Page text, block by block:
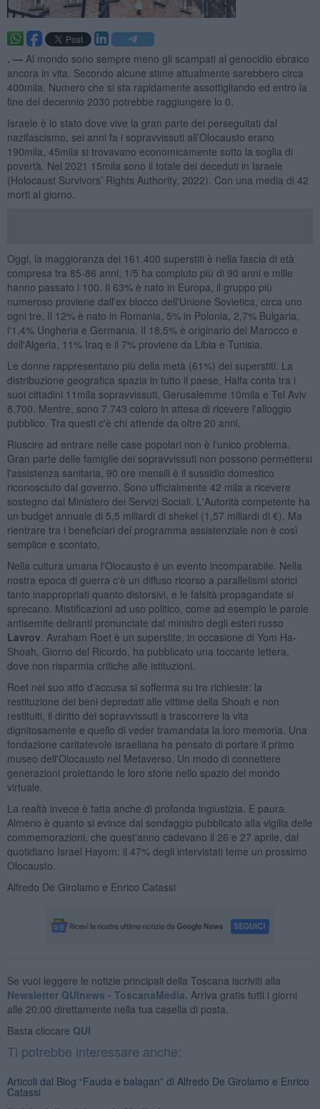
. — Al mondo sono sempre meno gli scampati al genocidio ebraico
ancora in vita. Secondo alcune stime attualmente sarebbero circa
400mila. Numero che si sta rapidamente assottigliando ed entro la
fine del decennio 2030 potrebbe raggiungere lo 0.
Israele è lo stato dove vive la gran parte dei perseguitati dal
nazifascismo, sei anni fa i sopravvissuti all’Olocausto erano
190mila, 45mila si trovavano economicamente sotto la soglia di
povertà. Nel 2021 15mila sono il totale dei deceduti in Israele
(Holocaust Survivors’ Rights Authority, 2022). Con una media di 42
morti al giorno.
Oggi, la maggioranza dei 161.400 superstiti è nella fascia di età
compresa tra 85-86 anni, 1/5 ha compiuto più di 90 anni e mille
hanno passato i 100. Il 63% è nato in Europa, il gruppo più
numeroso proviene dall'ex blocco dell'Unione Sovietica, circa uno
ogni tre. Il 12% è nato in Romania, 5% in Polonia, 2,7% Bulgaria,
l'1,4% Ungheria e Germania. Il 18,5% è originario del Marocco e
dell'Algeria, 11% Iraq e il 7% proviene da Libia e Tunisia.
Le donne rappresentano più della metà (61%) dei superstiti. La
distribuzione geografica spazia in tutto il paese, Haifa conta tra i
suoi cittadini 11mila sopravvissuti, Gerusalemme 10mila e Tel Aviv
8.700. Mentre, sono 7.743 coloro in attesa di ricevere l'alloggio
pubblico. Tra questi c'è chi attende da oltre 20 anni.
Riuscire ad entrare nelle case popolari non è l'unico problema.
Gran parte delle famiglie dei sopravvissuti non possono permettersi
l'assistenza sanitaria, 90 ore mensili è il sussidio domestico
riconosciuto dal governo. Sono ufficialmente 42 mila a ricevere
sostegno dal Ministero dei Servizi Sociali. L'Autorità competente ha
un budget annuale di 5,5 miliardi di shekel (1,57 miliardi di €). Ma
rientrare tra i beneficiari del programma assistenziale non è così
semplice e scontato.
Nella cultura umana l'Olocausto è un evento incomparabile. Nella
nostra epoca di guerra c'è un diffuso ricorso a parallelismi storici
tanto inappropriati quanto distorsivi, e le falsità propagandate si
sprecano. Mistificazioni ad uso politico, come ad esempio le parole
antisemite deliranti pronunciate dal ministro degli esteri russo
Lavrov . Avraham Roet è un superstite, in occasione di Yom Ha-
Shoah, Giorno del Ricordo, ha pubblicato una toccante lettera,
dove non risparmia critiche alle istituzioni.
Roet nel suo atto d'accusa si sofferma su tre richieste: la
restituzione dei beni depredati alle vittime della Shoah e non
restituiti, il diritto dei sopravvissuti a trascorrere la vita
dignitosamente e quello di veder tramandata la loro memoria. Una
fondazione caritatevole israeliana ha pensato di portare il primo
museo dell'Olocausto nel Metaverso. Un modo di connettere
generazioni proiettando le loro storie nello spazio del mondo
virtuale.
La realtà invece è fatta anche di profonda ingiustizia. E paura.
Almeno è quanto si evince dal sondaggio pubblicato alla vigilia delle
commemorazioni, che quest'anno cadevano il 26 e 27 aprile, dal
quotidiano Israel Hayom: il 47% degli intervistati teme un prossimo
Olocausto.
Alfredo De Girolamo e Enrico Catassi
Se vuoi leggere le notizie principali della Toscana iscriviti alla
Newsletter QUInews - ToscanaMedia. Arriva gratis tutti i giorni
alle 20:00 direttamente nella tua casella di posta.
Basta cliccare QUI
Ti potrebbe interessare anche:
Articoli dal Blog “Fauda e balagan” di Alfredo De Girolamo e Enrico
Catassi